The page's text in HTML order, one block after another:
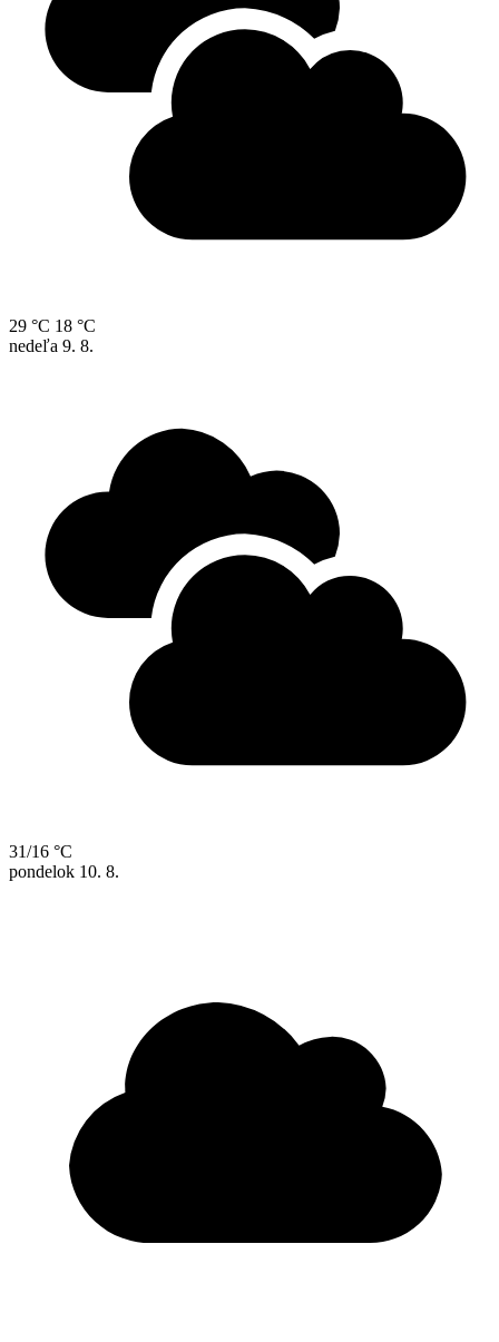
29 °C 18 °C
nedeľa 9. 8.
31/16 °C
pondelok 10. 8.